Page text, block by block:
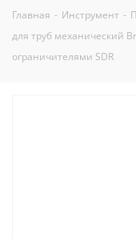
Главная - Инструмент -
для труб механический
ограничителями SDR